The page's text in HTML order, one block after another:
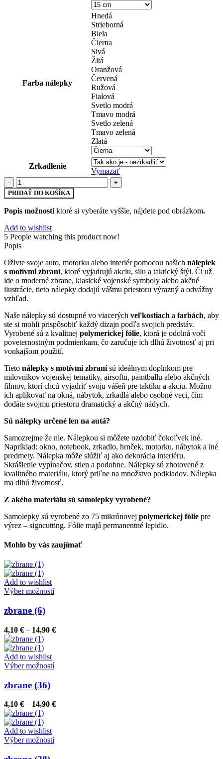
Farba nálepky
Hnedá
Strieborná
Biela
Čierna
Sivá
Žltá
Oranžová
Červená
Ružová
Fialová
Svetlo modrá
Tmavo modrá
Svetlo zelená
Tmavo zelená
Zlatá
Zrkadlenie
Vymazať
množstvo
zbrane
(47)
PRIDAŤ DO KOŠÍKA
Popis možnostíktoré si vyberáte vyššie, nájdete pod obrázkom.
Add to wishlist
5 People watching this product now!
Popis
Oživte svoje auto, motorku alebo interiér pomocou našich nálepiek
s motívmi zbraní, ktoré vyjadrujú akciu, silu a taktický štýl. Či už
ide o moderné zbrane, klasické vojenské symboly alebo akčné
ilustrácie, tieto nálepky dodajú vášmu priestoru výrazný a odvážny
vzhľad.
Naše nálepky sú dostupné vo viacerých veľkostiach a farbách, aby
ste si mohli prispôsobiť každý dizajn podľa svojich predstáv.
Vyrobené sú z kvalitnej polymerickej fólie, ktorá je odolná voči
poveternostným podmienkam, čo zaručuje ich dlhú životnosť aj pri
vonkajšom použití.
Tieto nálepky s motívmi zbranísú ideálnym doplnkom pre
milovníkov vojenskej tematiky, airsoftu, paintballu alebo akčných
filmov, ktorí chcú vyjadriť svoju vášeň pre taktiku a akciu. Možno
ich aplikovať na okná, nábytok, zrkadlá alebo osobné veci, čím
dodáte svojmu priestoru dramatický a akčný nádych.
Sú nálepky určené len na autá?
Samozrejme že nie. Nálepkou si môžete ozdobiť čokoľvek iné.
Napríklad: okno, notebook, zrkadlo, hrnček, motorku, nábytok a iné
predmety. Nálepka môže slúžiť aj ako dekorácia interiéru.
Skrášlenie vypínačov, stien a podobne. Nálepky sú zhotovené z
kvalitného materiálu, ktorý priľne na množstvo podkladov. Nálepka
ma dlhú životnosť.
Z akého materiálu sú samolepky vyrobené?
Samolepky sú vyrobené zo 75 mikrónovej polymerickej fólie pre
výrez – signcutting. Fólie majú permanentné lepidlo.
Mohlo by vás zaujímať
Add to wishlist
Výber možnostíTento
variantov.
Možnosti
vybrať
na
zbrane (6)
4,10 € – 14,90 €Price
Add to wishlist
Výber možnostíTento
variantov.
vybrať
na
zbrane (36)
4,10 € – 14,90 €Price
Add to wishlist
Výber možnostíTento